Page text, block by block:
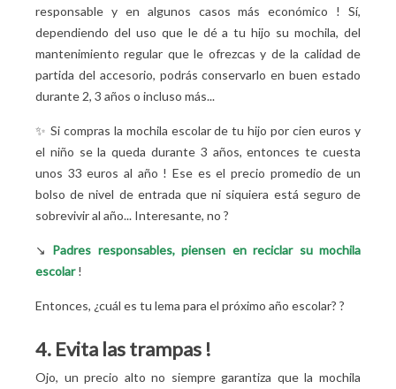
responsable y en algunos casos más económico
! Sí,
dependiendo del uso que le dé a tu hijo su mochila, del
mantenimiento regular que le ofrezcas y de la calidad de
partida del accesorio, podrás conservarlo en buen estado
durante 2, 3 años o incluso más...
✨ Si compras la mochila escolar de tu hijo por cien euros y
el niño se la queda durante 3 años, entonces te cuesta
unos 33 euros al año ! Ese es el precio promedio de un
bolso de nivel de entrada que ni siquiera está seguro de
sobrevivir al año... Interesante, no ?
↘️ Padres responsables, piensen en reciclar su mochila
escolar !
Entonces, ¿cuál es tu lema para el próximo año escolar? ?
4. Evita las trampas !
Ojo, un precio alto no siempre garantiza que la mochila